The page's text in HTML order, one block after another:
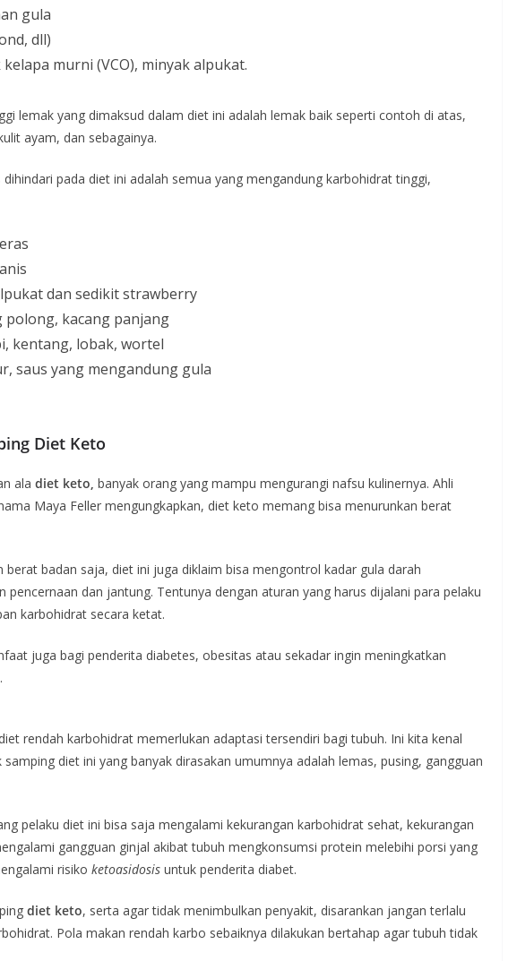
gula
dll)
murni (VCO), minyak alpukat.
lemak yang dimaksud dalam diet ini adalah lemak baik seperti contoh di atas,
ayam, dan sebagainya.
dihindari pada diet ini adalah semua yang mengandung karbohidrat tinggi,
dan sedikit strawberry
polong, kacang panjang
kentang, lobak, wortel
saus yang mengandung gula
Diet Keto
ala diet keto, banyak orang yang mampu mengurangi nafsu kulinernya. Ahli
Maya Feller mengungkapkan, diet keto memang bisa menurunkan berat
berat badan saja, diet ini juga diklaim bisa mengontrol kadar gula darah
pencernaan dan jantung. Tentunya dengan aturan yang harus dijalani para pelaku
karbohidrat secara ketat.
juga bagi penderita diabetes, obesitas atau sekadar ingin meningkatkan
rendah karbohidrat memerlukan adaptasi tersendiri bagi tubuh. Ini kita kenal
diet ini yang banyak dirasakan umumnya adalah lemas, pusing, gangguan
pelaku diet ini bisa saja mengalami kekurangan karbohidrat sehat, kekurangan
gangguan ginjal akibat tubuh mengkonsumsi protein melebihi porsi yang
risiko ketoasidosis untuk penderita diabet.
diet keto, serta agar tidak menimbulkan penyakit, disarankan jangan terlalu
Pola makan rendah karbo sebaiknya dilakukan bertahap agar tubuh tidak